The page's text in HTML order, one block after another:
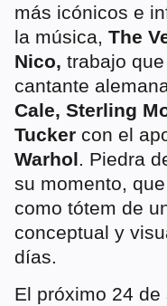
más icónicos e
la música, The
Nico, trabajo
cantante
Cale, Sterling
Tucker con el
Warhol. Piedra
su momento,
como tótem de
conceptual y
días.
El próximo 24